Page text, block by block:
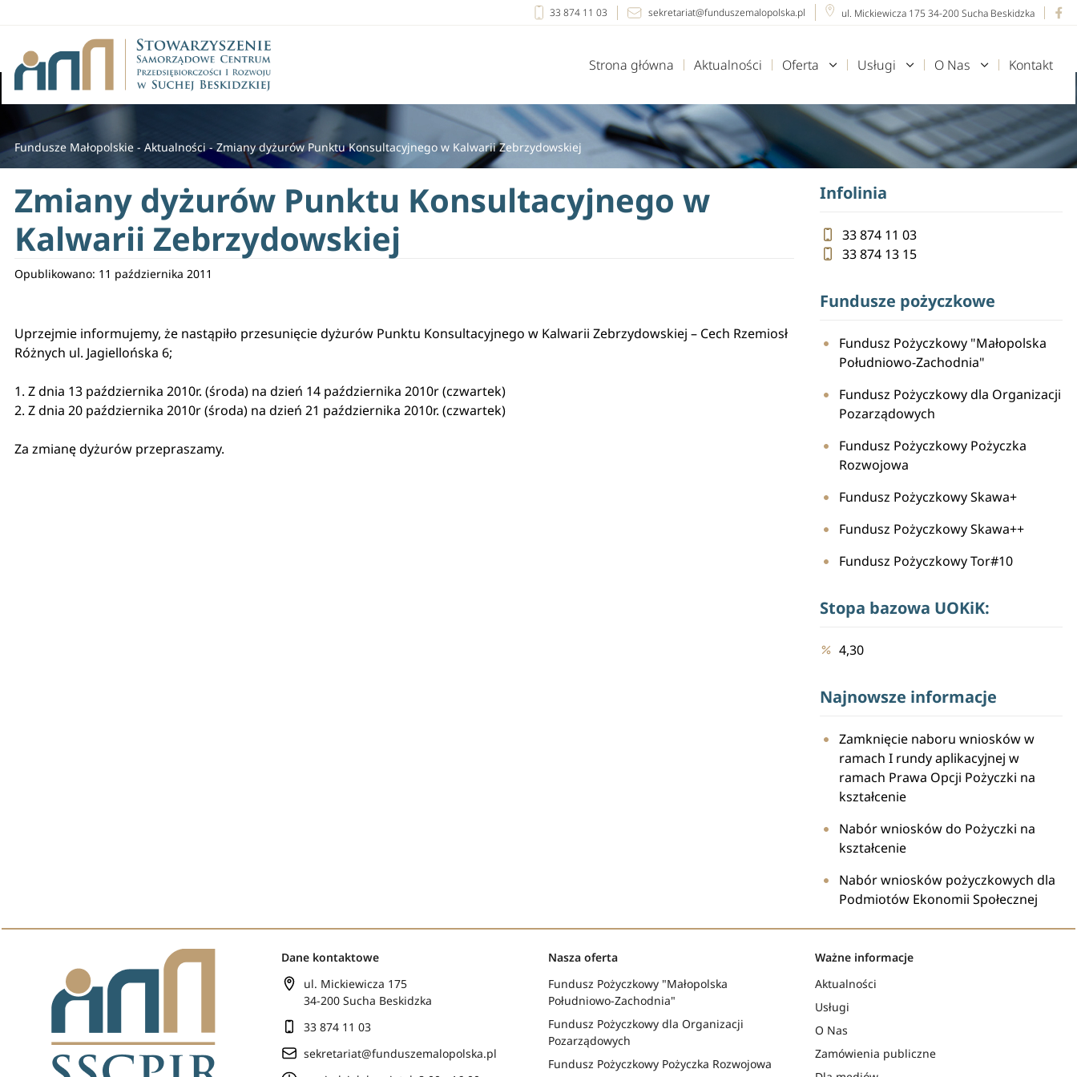
33 874 11 03 sekretariat@funduszemalopolska.pl ul. Mickiewicza 175 34-200 Sucha Beskidzka
Strona główna Aktualności Oferta Usługi O Nas Kontakt
Fundusze Małopolskie - Aktualności-Zmiany dyżurów Punktu Konsultacyjnego w Kalwarii Zebrzydowskiej
Zmiany dyżurów Punktu Konsultacyjnego w
Kalwarii Zebrzydowskiej
Opublikowano: 11 października 2011
Uprzejmie informujemy, że nastąpiło przesunięcie dyżurów Punktu Konsultacyjnego w Kalwarii Zebrzydowskiej – Cech Rzemiosł
Różnych ul. Jagiellońska 6;
1. Z dnia 13 października 2010r. (środa) na dzień 14 października 2010r (czwartek)
2. Z dnia 20 października 2010r (środa) na dzień 21 października 2010r. (czwartek)
Za zmianę dyżurów przepraszamy.
Infolinia
33 874 11 03
33 874 13 15
Fundusze pożyczkowe
Fundusz Pożyczkowy "Małopolska
Południowo-Zachodnia"
Fundusz Pożyczkowy dla Organizacji
Pozarządowych
Fundusz Pożyczkowy Pożyczka
Rozwojowa
Fundusz Pożyczkowy Skawa+
Fundusz Pożyczkowy Skawa++
Fundusz Pożyczkowy Tor#10
Stopa bazowa UOKiK:
4,30
Najnowsze informacje
Zamknięcie naboru wniosków w
ramach I rundy aplikacyjnej w
ramach Prawa Opcji Pożyczki na
kształcenie
Nabór wniosków do Pożyczki na
kształcenie
Nabór wniosków pożyczkowych dla
Podmiotów Ekonomii Społecznej
Dane kontaktowe
ul. Mickiewicza 175
34-200 Sucha Beskidzka
33 874 11 03
sekretariat@funduszemalopolska.pl
Nasza oferta
Fundusz Pożyczkowy "Małopolska
Południowo-Zachodnia"
Fundusz Pożyczkowy dla Organizacji
Pozarządowych
Fundusz Pożyczkowy Pożyczka Rozwojowa
Ważne informacje
Aktualności
Usługi
O Nas
Zamówienia publiczne